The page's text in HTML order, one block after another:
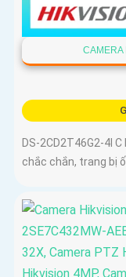
CAMERA
DS-2CD2T46G2-4I
chắc chắn, trang bị